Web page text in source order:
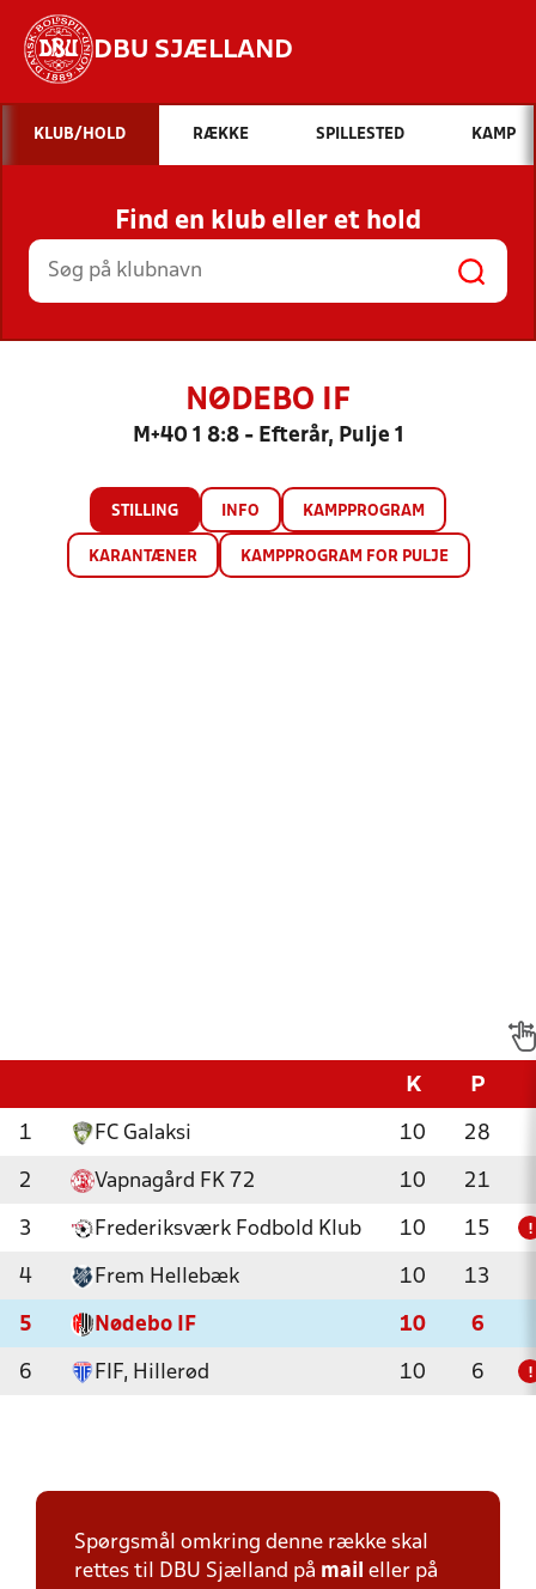
DBU SJÆLLAND
Hvad vil du søge efter?
INDHOLD OG NYHEDER
STILLINGER, RESULTATER, KLUBBER OG
HOLD
KLUB/HOLD RÆKKE SPILLESTED KAMP
Find en klub eller et hold
NØDEBO IF
M+40 1 8:8 - Efterår, Pulje 1
STILLING INFO KAMPPROGRAM
KARANTÆNER KAMPPROGRAM FOR PULJE
K P
1 FC Galaksi 10 28
2 Vapnagård FK 72 10 21
3 Frederiksværk Fodbold Klub 10 15 !
4 Frem Hellebæk 10 13
5 Nødebo IF 10 6
6 FIF, Hillerød 10 6 !
Spørgsmål omkring denne række skal
rettes til DBU Sjælland på mail eller på